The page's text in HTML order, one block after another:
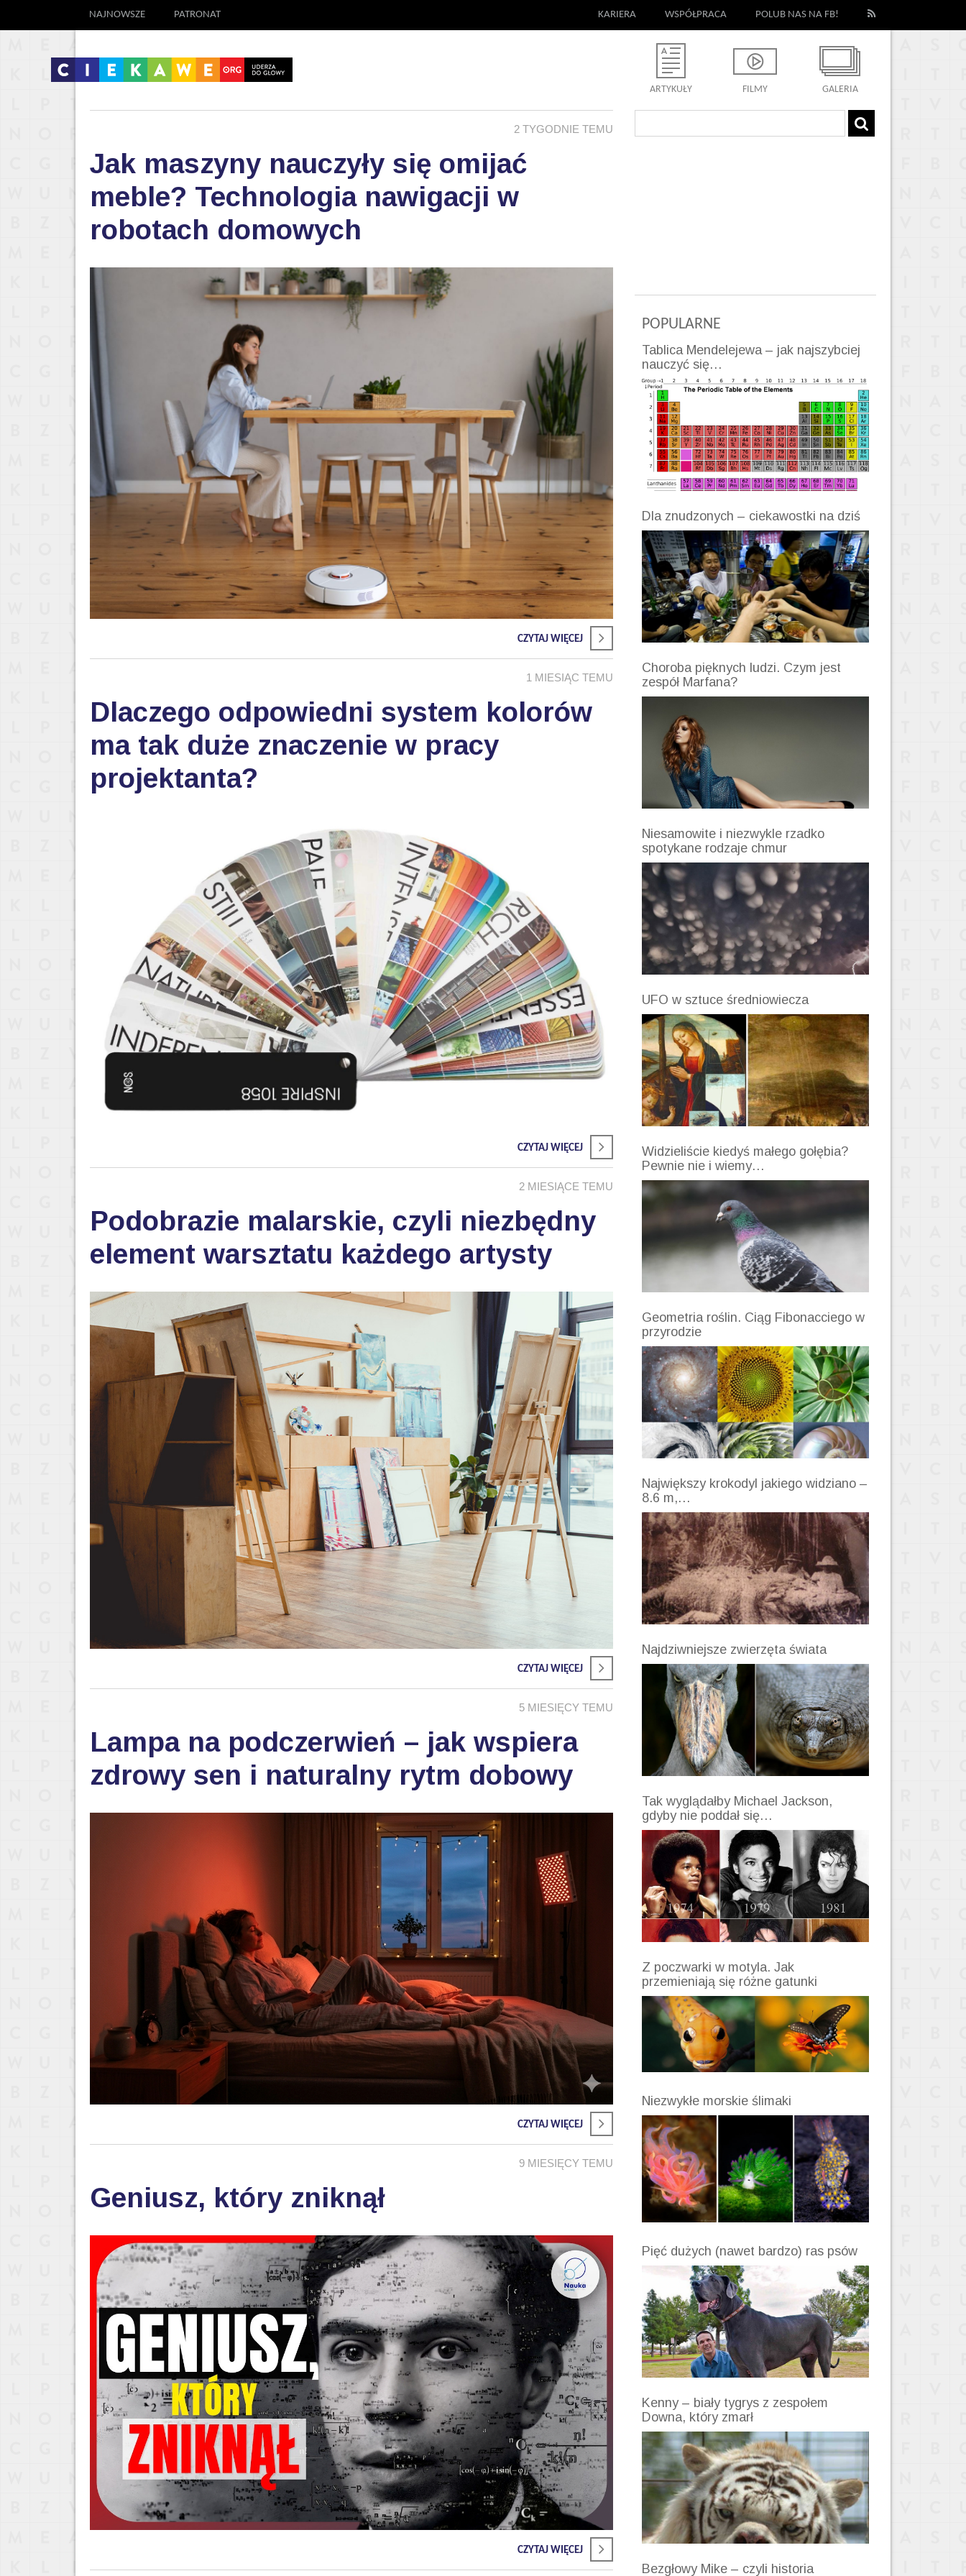
NAJNOWSZE PATRONAT KARIERA WSPÓŁPRACA POLUB NAS NA FB!
ARTYKUŁY FILMY GALERIA
2 TYGODNIE TEMU
Jak maszyny nauczyły się omijać
meble? Technologia nawigacji w
robotach domowych
CZYTAJ WIĘCEJ
1 MIESIĄC TEMU
Dlaczego odpowiedni system kolorów
ma tak duże znaczenie w pracy
projektanta?
CZYTAJ WIĘCEJ
2 MIESIĄCE TEMU
Podobrazie malarskie, czyli niezbędny
element warsztatu każdego artysty
CZYTAJ WIĘCEJ
5 MIESIĘCY TEMU
Lampa na podczerwień – jak wspiera
zdrowy sen i naturalny rytm dobowy
CZYTAJ WIĘCEJ
9 MIESIĘCY TEMU
Geniusz, który zniknął
CZYTAJ WIĘCEJ
POPULARNE
Tablica Mendelejewa – jak najszybciej
nauczyć się…
Dla znudzonych – ciekawostki na dziś
Choroba pięknych ludzi. Czym jest
zespół Marfana?
Niesamowite i niezwykle rzadko
spotykane rodzaje chmur
UFO w sztuce średniowiecza
Widzieliście kiedyś małego gołębia?
Pewnie nie i wiemy…
Geometria roślin. Ciąg Fibonacciego w
przyrodzie
Największy krokodyl jakiego widziano –
8.6 m,…
Najdziwniejsze zwierzęta świata
Tak wyglądałby Michael Jackson,
gdyby nie poddał się…
Z poczwarki w motyla. Jak
przemieniają się różne gatunki
Niezwykłe morskie ślimaki
Pięć dużych (nawet bardzo) ras psów
Kenny – biały tygrys z zespołem
Downa, który zmarł
Bezgłowy Mike – czyli historia